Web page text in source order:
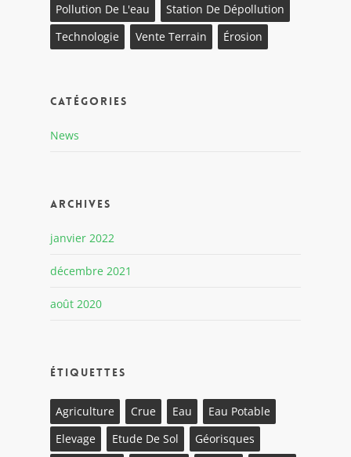
Pollution De L'eau
Station De Dépollution
Technologie
Vente Terrain Érosion
Catégories
News
Archives
janvier 2022
décembre 2021
août 2020
Étiquettes
Agriculture Crue Eau
Eau Potable
Elevage
Etude De Sol
Géorisques